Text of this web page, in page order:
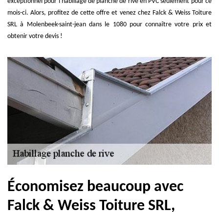
mois-ci. Alors, profitez de cette offre et venez chez Falck & Weiss Toiture
SRL à Molenbeek-saint-jean dans le 1080 pour connaître votre prix et
obtenir votre devis !
Économisez beaucoup avec
Falck & Weiss Toiture SRL,